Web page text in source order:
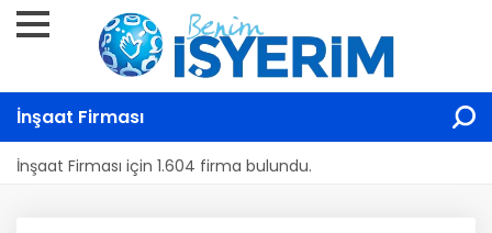
İnşaat Firması
İnşaat Firması için 1.604 firma bulundu.